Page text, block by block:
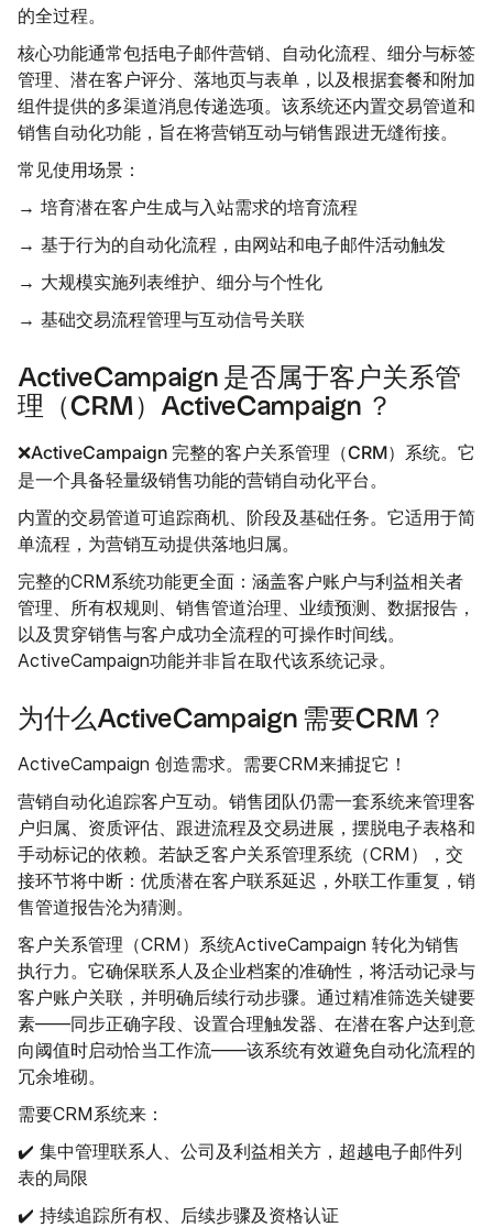
的全过程。
核心功能通常包括电子邮件营销、自动化流程、细分与标签
管理、潜在客户评分、落地页与表单，以及根据套餐和附加
组件提供的多渠道消息传递选项。该系统还内置交易管道和
销售自动化功能，旨在将营销互动与销售跟进无缝衔接。
常见使用场景：
→ 培育潜在客户生成与入站需求的培育流程
→ 基于行为的自动化流程，由网站和电子邮件活动触发
→ 大规模实施列表维护、细分与个性化
→ 基础交易流程管理与互动信号关联
ActiveCampaign 是否属于客户关系管
理（CRM）ActiveCampaign ？
❌ActiveCampaign 完整的客户关系管理（CRM）系统。它
是一个具备轻量级销售功能的营销自动化平台。
内置的交易管道可追踪商机、阶段及基础任务。它适用于简
单流程，为营销互动提供落地归属。
完整的CRM系统功能更全面：涵盖客户账户与利益相关者
管理、所有权规则、销售管道治理、业绩预测、数据报告，
以及贯穿销售与客户成功全流程的可操作时间线。
ActiveCampaign功能并非旨在取代该系统记录。
为什么ActiveCampaign 需要CRM？
ActiveCampaign 创造需求。需要CRM来捕捉它！
营销自动化追踪客户互动。销售团队仍需一套系统来管理客
户归属、资质评估、跟进流程及交易进展，摆脱电子表格和
手动标记的依赖。若缺乏客户关系管理系统（CRM），交
接环节将中断：优质潜在客户联系延迟，外联工作重复，销
售管道报告沦为猜测。
客户关系管理（CRM）系统ActiveCampaign 转化为销售
执行力。它确保联系人及企业档案的准确性，将活动记录与
客户账户关联，并明确后续行动步骤。通过精准筛选关键要
素——同步正确字段、设置合理触发器、在潜在客户达到意
向阈值时启动恰当工作流——该系统有效避免自动化流程的
冗余堆砌。
需要CRM系统来：
✔️ 集中管理联系人、公司及利益相关方，超越电子邮件列
表的局限
✔️ 持续追踪所有权、后续步骤及资格认证